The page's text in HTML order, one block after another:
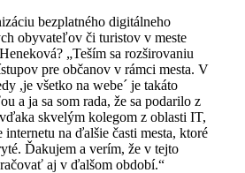
bezplatného digitálneho
obyvateľov či turistov v meste
„Teším sa rozširovaniu
pre občanov v rámci mesta. V
,je všetko na webe´ je takáto
a ja sa som rada, že sa podarilo z
skvelým kolegom z oblasti IT,
na ďalšie časti mesta, ktoré
Ďakujem a verím, že v tejto
aj v ďalšom období.“